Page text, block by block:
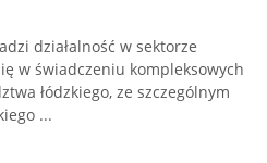
działalność w sektorze
w świadczeniu kompleksowych
łódzkiego, ze szczególnym
...